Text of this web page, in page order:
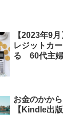
【2023年9
レジットカ
る 60代主婦
お金のかか
【Kindle出